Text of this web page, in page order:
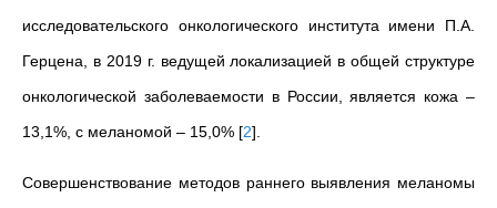
исследовательского онкологического института имени П.А.
Герцена, в 2019 г. ведущей локализацией в общей структуре
онкологической заболеваемости в России, является кожа –
13,1%, с меланомой – 15,0% [2]
Совершенствование методов раннего выявления меланомы